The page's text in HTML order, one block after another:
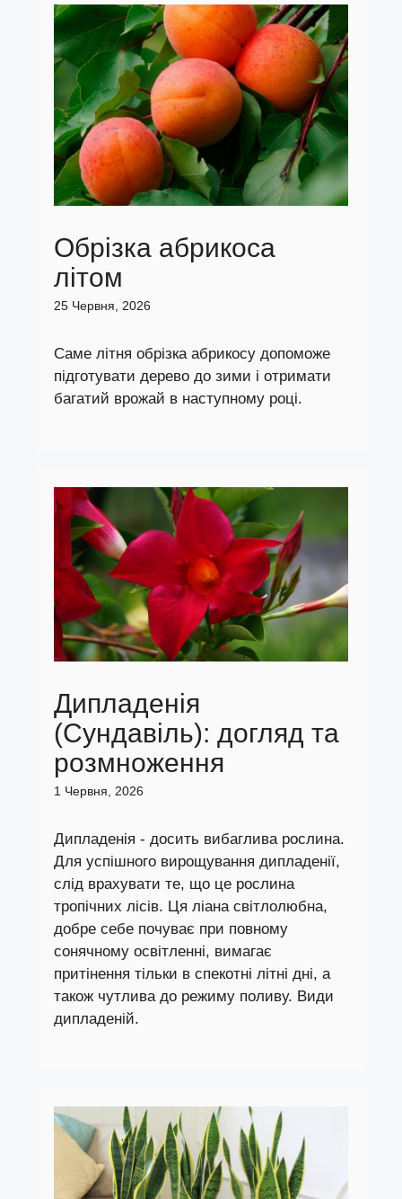
Обрізка абрикоса
літом
25 Червня, 2026
Саме літня обрізка абрикосу допоможе
підготувати дерево до зими і отримати
багатий врожай в наступному році.
Дипладенія
(Сундавіль): догляд та
розмноження
1 Червня, 2026
Дипладенія - досить вибаглива рослина.
Для успішного вирощування дипладенії,
слід врахувати те, що це рослина
тропічних лісів. Ця ліана світлолюбна,
добре себе почуває при повному
сонячному освітленні, вимагає
притінення тільки в спекотні літні дні, а
також чутлива до режиму поливу. Види
дипладеній.